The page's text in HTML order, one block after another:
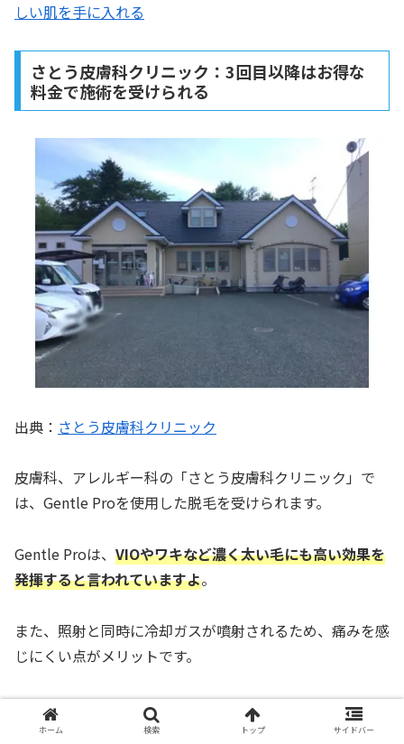
しい肌を手に入れる
さとう皮膚科クリニック：3回目以降はお得な
料金で施術を受けられる
出典： さとう皮膚科クリニック
皮膚科、アレルギー科の「さとう皮膚科クリニック」で
は、Gentle Proを使用した脱毛を受けられます。
Gentle Proは、 VIOやワキなど濃く太い毛にも高い効果を
発揮すると言われていますよ。
また、照射と同時に冷却ガスが噴射されるため、痛みを感
じにくい点がメリットです。
広範囲の照射が可能で、両ワキであれば15分程度で1回の
照射が完了します。
ホーム 検索 トップ サイドバー